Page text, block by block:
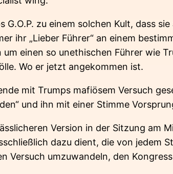
G.O.P. zu einem solchen Kult, dass
ihr „Lieber Führer“ an einem
einen so unethischen Führer wie
Wo er jetzt angekommen ist.
mit Trumps mafiösem Versuch
und ihn mit einer Stimme
Version in der Sitzung am
dazu dient, die von jedem
Versuch umzuwandeln, den